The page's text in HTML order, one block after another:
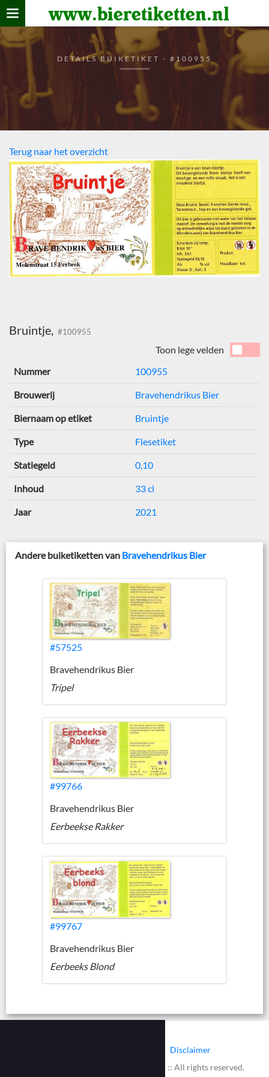
www.bieretiketten.nl
Home
verzamelen
De bierkaart
Bezoekers
DETAILS BUIKETIKET - #100955
Terug naar het overzicht
Bruintje, #100955
Toon lege velden
Nummer
100955
Brouwerij Bravehendrikus Bier
Biernaam op etiket Bruintje
Type Flesetiket
Statiegeld 0,10
Inhoud 33 cl
Jaar 2021
Andere buiketiketten van Bravehendrikus Bier
#57525
Bravehendrikus Bier
Tripel
#99766
Bravehendrikus Bier
Eerbeekse Rakker
#99767
Bravehendrikus Bier
Eerbeeks Blond
Disclaimer
© 2002 - 2026 :: www.bieretiketten.nl :: All rights reserved.